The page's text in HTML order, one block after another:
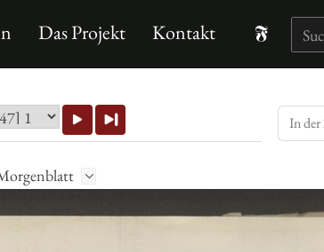
Das Projekt Kontakt